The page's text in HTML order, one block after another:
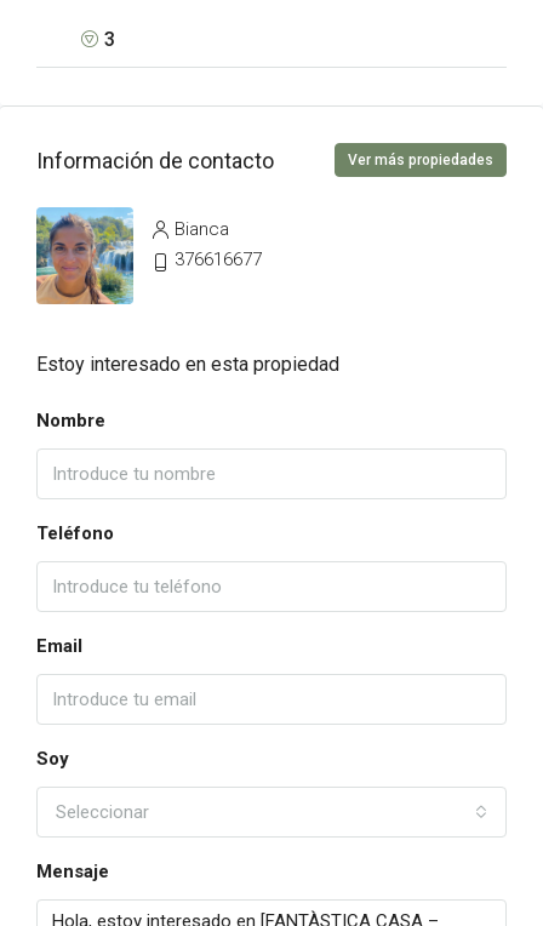
3
Información de contacto Ver más propiedades
Bianca
376616677
Estoy interesado en esta propiedad
Nombre
Teléfono
Email
Soy
Seleccionar
Mensaje